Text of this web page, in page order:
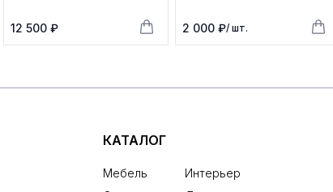
12 500 ₽ 2 000 ₽/ шт.
КАТАЛОГ
Мебель
Интерьер